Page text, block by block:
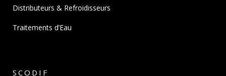
Distributeurs & Refroidisseurs
Traitements d’Eau
SCODIF